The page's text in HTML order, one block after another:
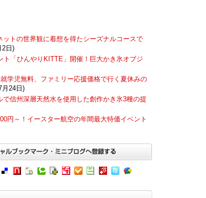
ットの世界観に着想を得たシーズナルコースで
2日)
ト「ひんやりKITTE」開催！巨大かき氷オブジ
学児無料、ファミリー応援価格で行く夏休みの
月24日)
で信州深層天然水を使用した創作かき氷3種の提
円～！イースター航空の年間最大特価イベント